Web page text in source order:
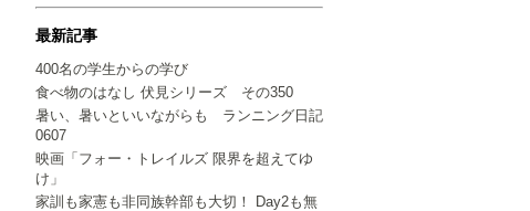
最新記事
400名の学生からの学び
食べ物のはなし 伏見シリーズ その350
暑い、暑いといいながらも ランニング日記
0607
映画「フォー・トレイルズ 限界を超えてゆ
け」
家訓も家憲も非同族幹部も大切！ Day2も無